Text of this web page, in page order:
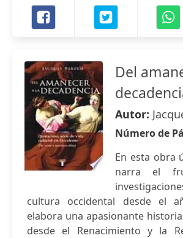
Del
Autor:
Número de
En esta obra
narra el
cultura occidental desde el
elabora una apasionante
desde el Renacimiento y la